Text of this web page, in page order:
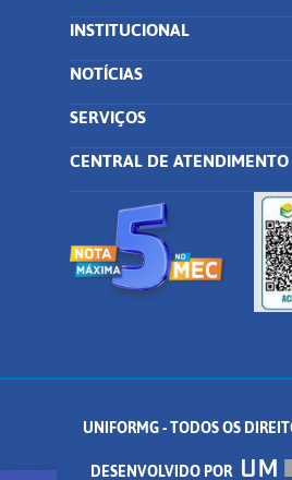
INSTITUCIONAL
NOTÍCIAS
SERVIÇOS
CENTRAL DE ATENDIMENTO
UNIFORMG - TODOS OS
DESENVOLVIDO POR